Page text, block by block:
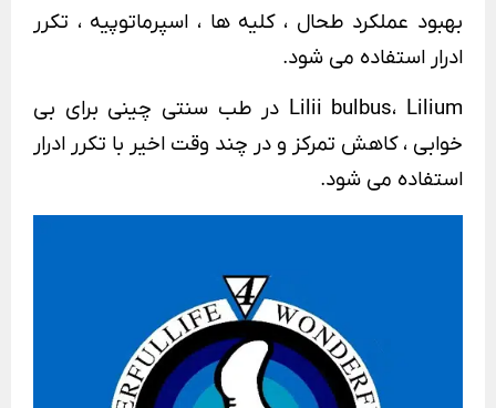
بهبود عملکرد طحال ، کلیه ها ، اسپرماتوپیه ، تکرر
ادرار استفاده می شود.
Lilii bulbus، Lilium در طب سنتی چینی برای بی
خوابی ، کاهش تمرکز و در چند وقت اخیر با تکرر ادرار
استفاده می شود.